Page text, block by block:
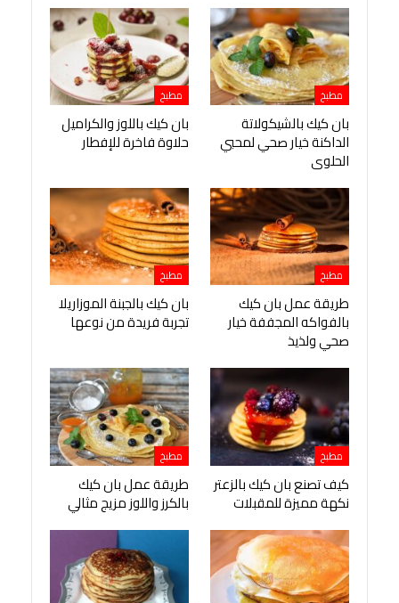
مطبخ
بان كيك بالشيكولاتة
الداكنة خيار صحي لمحبي
الحلوى
مطبخ
بان كيك باللوز والكراميل
حلاوة فاخرة للإفطار
مطبخ
طريقة عمل بان كيك
بالفواكه المجففة خيار
صحي ولذيذ
مطبخ
بان كيك بالجبنة الموزاريلا
تجربة فريدة من نوعها
مطبخ
كيف تصنع بان كيك بالزعتر
نكهة مميزة للمقبلات
مطبخ
طريقة عمل بان كيك
بالكرز واللوز مزيج مثالي